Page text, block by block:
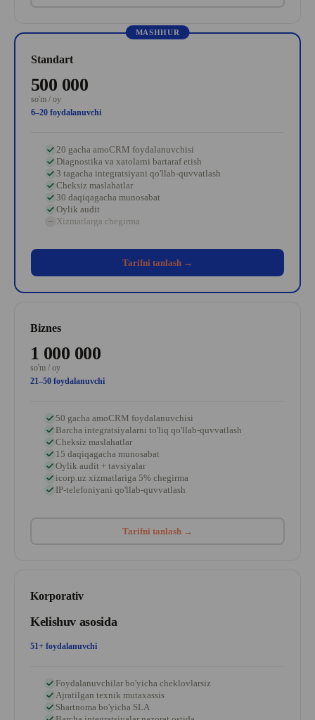
MASHHUR
Standart
500 000
so'm / oy
6–20 foydalanuvchi
20 gacha amoCRM foydalanuvchisi
Diagnostika va xatolarni bartaraf etish
3 tagacha integratsiyani qo'llab-quvvatlash
Cheksiz maslahatlar
30 daqiqagacha munosabat
Oylik audit
Xizmatlarga chegirma
Tarifni tanlash →
Biznes
1 000 000
so'm / oy
21–50 foydalanuvchi
50 gacha amoCRM foydalanuvchisi
Barcha integratsiyalarni to'liq qo'llab-quvvatlash
Cheksiz maslahatlar
15 daqiqagacha munosabat
Oylik audit + tavsiyalar
icorp.uz xizmatlariga 5% chegirma
IP-telefoniyani qo'llab-quvvatlash
Tarifni tanlash →
Korporativ
Kelishuv asosida
51+ foydalanuvchi
Foydalanuvchilar bo'yicha cheklovlarsiz
Ajratilgan texnik mutaxassis
Shartnoma bo'yicha SLA